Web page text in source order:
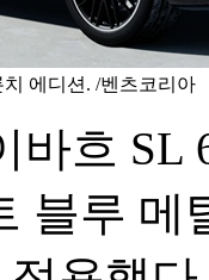
에디션. /벤츠코리아
바흐 SL
블루 메